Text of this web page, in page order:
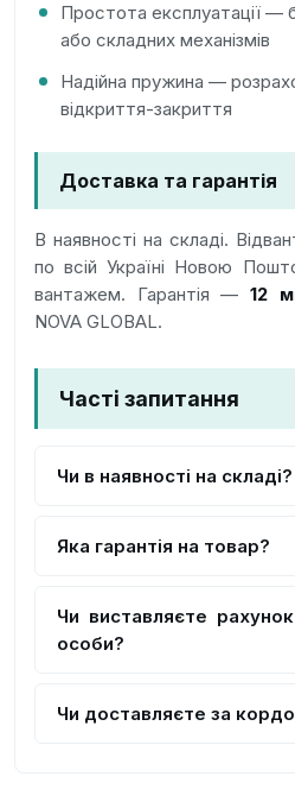
Простота експлуатації —
або складних механізмів
Надійна пружина —
відкриття-закриття
Доставка та гарантія
В наявності на складі.
по всій Україні Новою
вантажем. Гарантія — 12
NOVA GLOBAL.
Часті запитання
Чи в наявності на складі?
Яка гарантія на товар?
Чи виставляєте
особи?
Чи доставляєте за